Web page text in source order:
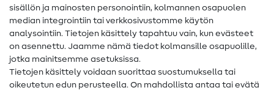
Apua ja yhteystiedot
Yhteystiedot
Tietoa omistajanvaihdoksesta
sisällön ja mainosten personointiin, kolmannen osapuolen
median integrointiin tai verkkosivustomme käytön
analysointiin. Tietojen käsittely tapahtuu vain, kun evästeet
on asennettu. Jaamme nämä tiedot kolmansille osapuolille,
jotka mainitsemme asetuksissa.
Tietojen käsittely voidaan suorittaa suostumuksella tai
oikeutetun edun perusteella. On mahdollista antaa tai evätä